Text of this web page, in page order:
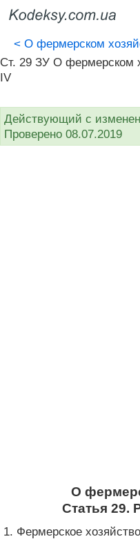
< О фермерском
Ст. 29 ЗУ О фермерском
IV
Действующий с
Проверено 08.07.2019
О
Статья 29.
1. Фермерское